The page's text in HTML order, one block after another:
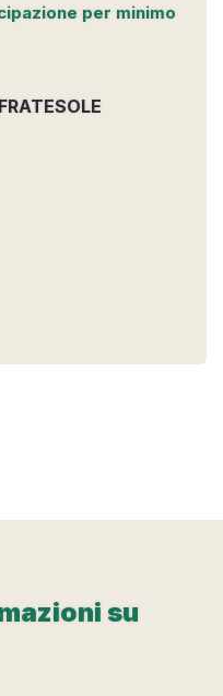
per minimo
su